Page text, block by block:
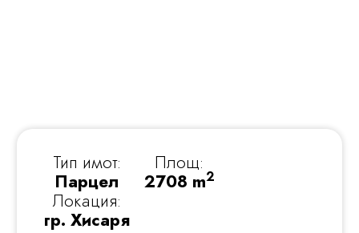
Тип имот:
Парцел
Локация:
гр. Хисаря
Площ:
2708 m2